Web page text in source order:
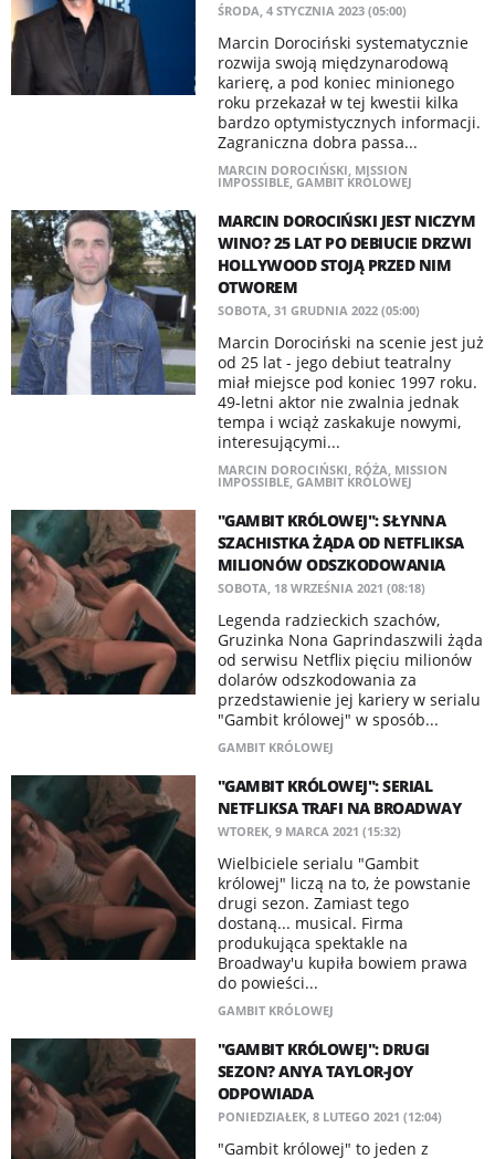
ŚRODA, 4 STYCZNIA 2023 (05:00)
Marcin Dorociński systematycznie
rozwija swoją międzynarodową
karierę, a pod koniec minionego
roku przekazał w tej kwestii kilka
bardzo optymistycznych informacji.
Zagraniczna dobra passa...
MARCIN DOROCIŃSKI, MISSION
IMPOSSIBLE, GAMBIT KRÓLOWEJ
MARCIN DOROCIŃSKI JEST NICZYM
WINO? 25 LAT PO DEBIUCIE DRZWI
HOLLYWOOD STOJĄ PRZED NIM
OTWOREM
SOBOTA, 31 GRUDNIA 2022 (05:00)
Marcin Dorociński na scenie jest już
od 25 lat - jego debiut teatralny
miał miejsce pod koniec 1997 roku.
49-letni aktor nie zwalnia jednak
tempa i wciąż zaskakuje nowymi,
interesującymi...
MARCIN DOROCIŃSKI, RÓŻA, MISSION
IMPOSSIBLE, GAMBIT KRÓLOWEJ
"GAMBIT KRÓLOWEJ": ​SŁYNNA
SZACHISTKA ŻĄDA OD NETFLIKSA
MILIONÓW ODSZKODOWANIA
SOBOTA, 18 WRZEŚNIA 2021 (08:18)
Legenda radzieckich szachów,
Gruzinka Nona Gaprindaszwili żąda
od serwisu Netflix pięciu milionów
dolarów odszkodowania za
przedstawienie jej kariery w serialu
"Gambit królowej" w sposób...
GAMBIT KRÓLOWEJ
"GAMBIT KRÓLOWEJ": SERIAL
NETFLIKSA TRAFI NA BROADWAY
WTOREK, 9 MARCA 2021 (15:32)
Wielbiciele serialu "Gambit
królowej" liczą na to, że powstanie
drugi sezon. Zamiast tego
dostaną... musical. Firma
produkująca spektakle na
Broadway'u kupiła bowiem prawa
do powieści...
GAMBIT KRÓLOWEJ
"GAMBIT KRÓLOWEJ": DRUGI
SEZON? ANYA TAYLOR-JOY
ODPOWIADA
PONIEDZIAŁEK, 8 LUTEGO 2021 (12:04)
"Gambit królowej" to jeden z